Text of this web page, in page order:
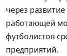
через
работающей
футболистов
предприятий.